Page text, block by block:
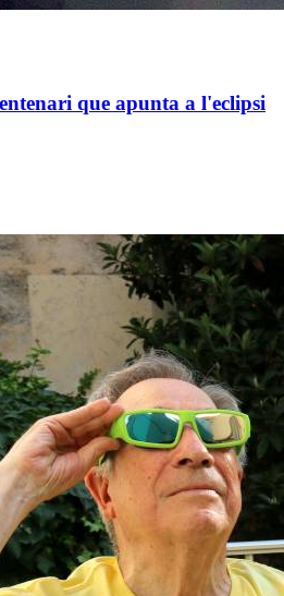
que apunta a l'eclipsi